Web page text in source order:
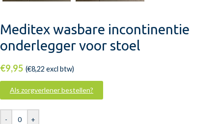
Meditex wasbare incontinentie
onderlegger voor stoel
€9,95 (€8,22 excl btw)
- +
Als zorgverlener bestellen?